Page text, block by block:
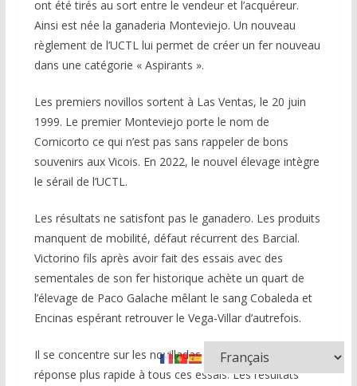
ont été tirés au sort entre le vendeur et l’acquéreur.
Ainsi est née la ganaderia Monteviejo. Un nouveau
règlement de l’UCTL lui permet de créer un fer nouveau
dans une catégorie « Aspirants ».
Les premiers novillos sortent à Las Ventas, le 20 juin
1999. Le premier Monteviejo porte le nom de
Cornicorto ce qui n’est pas sans rappeler de bons
souvenirs aux Vicois. En 2022, le nouvel élevage intègre
le sérail de l’UCTL.
Les résultats ne satisfont pas le ganadero. Les produits
manquent de mobilité, défaut récurrent des Barcial.
Victorino fils après avoir fait des essais avec des
sementales de son fer historique achète un quart de
l’élevage de Paco Galache mêlant le sang Cobaleda et
Encinas espérant retrouver le Vega-Villar d’autrefois.
Il se concentre sur les novilladas pour avoir une
réponse plus rapide à tous ces essais. Les résultats